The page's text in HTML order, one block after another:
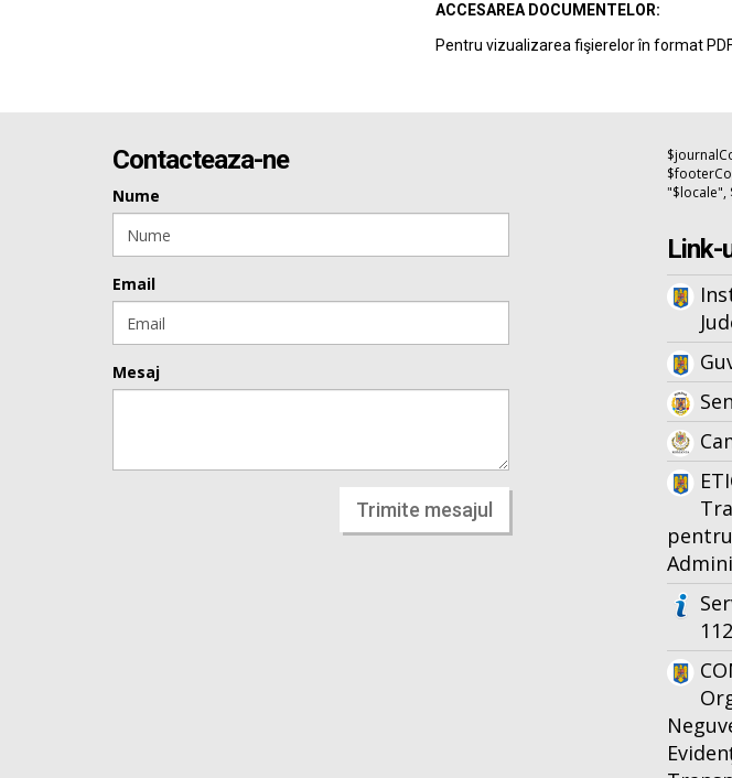
ACCESAREA DOCUMENTELOR:
Pentru vizualizarea fişierelor în format
Contacteaza-ne
Nume
Email
Mesaj
Trimite mesajul
"$locale",
Link-
112